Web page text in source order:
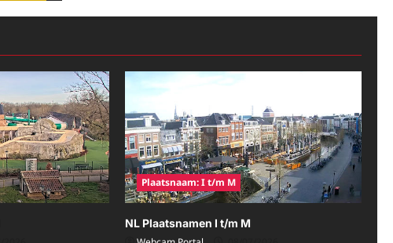
Plaatsnaam: I t/m M
NL Plaatsnamen I t/m M